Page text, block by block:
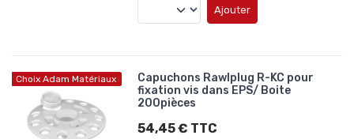
Ajouter
Choix Adam Matériaux
Capuchons Rawlplug R-KC pour
fixation vis dans EPS/ Boite
200pièces
54,45 € TTC